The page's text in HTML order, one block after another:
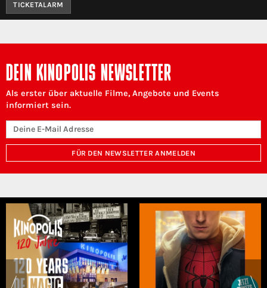
TICKETALARM
DEIN KINOPOLIS NEWSLETTER
Als erster über aktuelle Filme, Angebote und Events
informiert sein.
FÜR DEN NEWSLETTER ANMELDEN